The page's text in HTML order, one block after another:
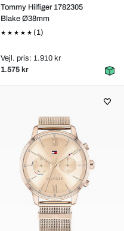
Tommy Hilfiger 1782305
Blake Ø38mm
(1)
Vejl. pris: 1.910 kr
1.575 kr